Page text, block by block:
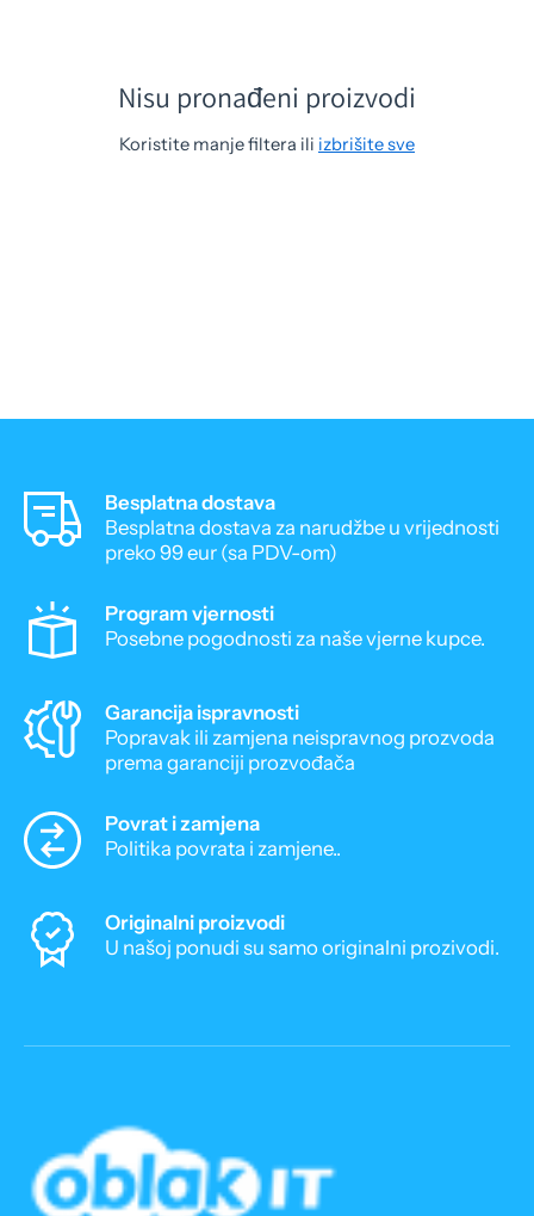
Nisu pronađeni proizvodi
Koristite manje filtera ili izbrišite sve
Besplatna dostava
Besplatna dostava za narudžbe u vrijednosti
preko 99 eur (sa PDV-om)
Program vjernosti
Posebne pogodnosti za naše vjerne kupce.
Garancija ispravnosti
Popravak ili zamjena neispravnog prozvoda
prema garanciji prozvođača
Povrat i zamjena
Politika povrata i zamjene..
Originalni proizvodi
U našoj ponudi su samo originalni prozivodi.